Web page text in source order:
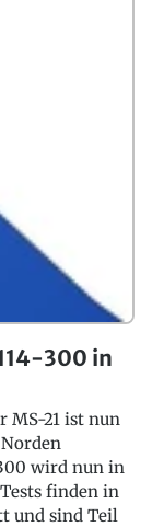
300 in
MS-21 ist nun
wird nun in
finden in
und sind Teil